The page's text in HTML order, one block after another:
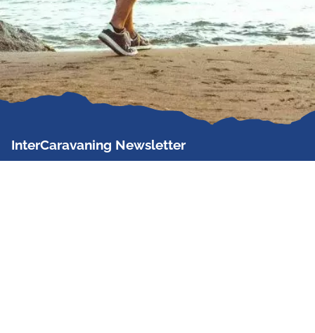
InterCaravaning Newsletter